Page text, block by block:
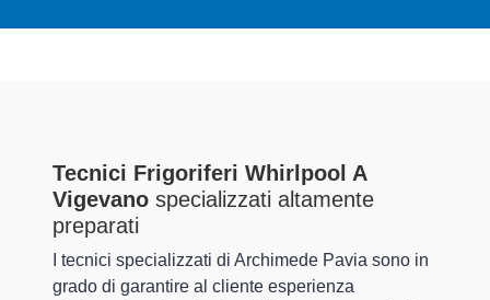
Tecnici Frigoriferi Whirlpool A
Vigevano specializzati altamente
preparati
I tecnici specializzati di Archimede Pavia sono in
grado di garantire al cliente esperienza